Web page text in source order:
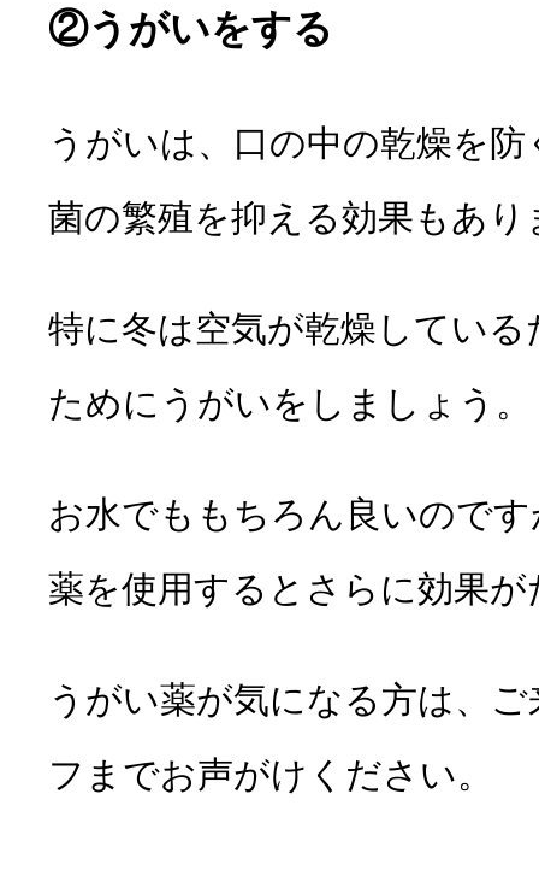
②うがいをする
うがいは、口の中の乾燥を
菌の繁殖を抑える効果もあり
特に冬は空気が乾燥している
ためにうがいをしましょう。
お水でももちろん良いので
薬を使用するとさらに効果
うがい薬が気になる方は、
フまでお声がけください。